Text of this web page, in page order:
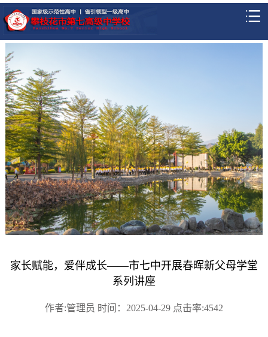
家长赋能，爱伴成长——市七中开展春晖新父母学堂
系列讲座
作者:管理员 时间：2025-04-29 点击率:4542